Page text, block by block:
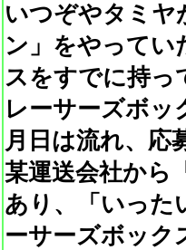
いつぞやタミヤ
ン」をやってい
スをすでに持っ
レーサーズボッ
月日は流れ、応
某運送会社から
あり、「いった
ーサーズボック